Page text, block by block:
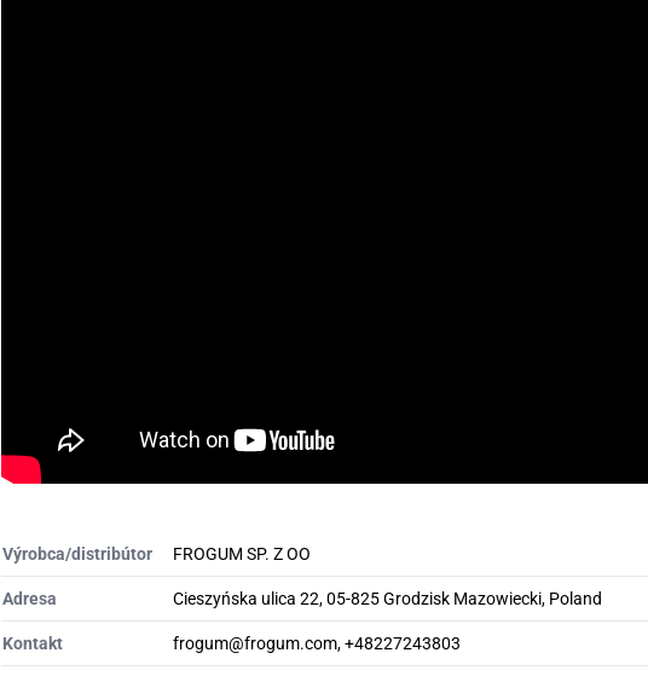
Výrobca/distribútor FROGUM SP. Z OO
Adresa Cieszyńska ulica 22, 05-825 Grodzisk Mazowiecki, Poland
Kontakt frogum@frogum.com, +48227243803